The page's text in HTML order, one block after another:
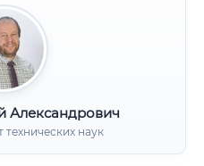
Александрович
наук